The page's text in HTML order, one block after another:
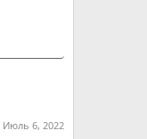
Июль 6, 2022